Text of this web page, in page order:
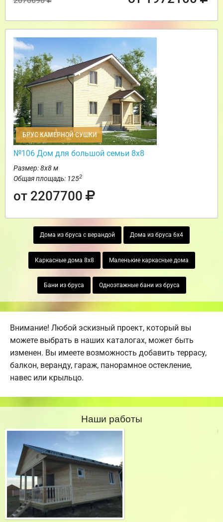
БРУС КАМЕРНОЙ СУШКИ
№106 Дом для большой семьи 8х8
Размер: 8х8 м
Общая площадь: 1252
от 2207700
Дома из бруса с верандой Дома из бруса 6х4
Каркасные дома 8х8 Маленькие каркасные дома
Бани из бруса Одноэтажные бани из бруса
Внимание! Любой эскизный проект, который вы
можете выбрать в наших каталогах, может быть
изменен. Вы имеете возможность добавить террасу,
балкон, веранду, гараж, панорамное остекление,
навес или крыльцо.
Наши работы